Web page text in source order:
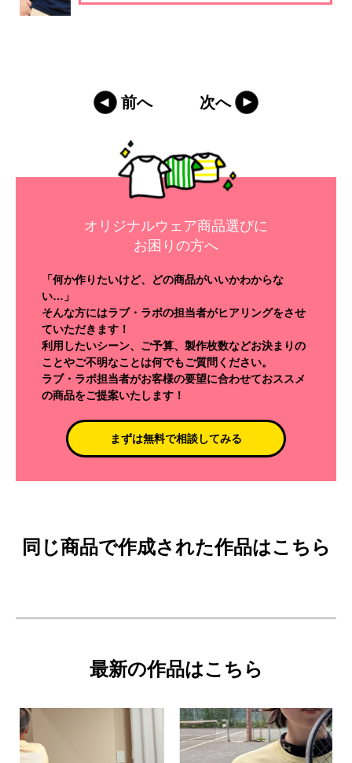
前へ 次へ
オリジナルウェア商品選びに
お困りの方へ
「何か作りたいけど、どの商品がいいかわからな
い…」
そんな方にはラブ・ラボの担当者がヒアリングをさせ
ていただきます！
利用したいシーン、ご予算、製作枚数などお決まりの
ことやご不明なことは何でもご質問ください。
ラブ・ラボ担当者がお客様の要望に合わせておススメ
の商品をご提案いたします！
まずは無料で相談してみる
同じ商品で作成された作品はこちら
最新の作品はこちら